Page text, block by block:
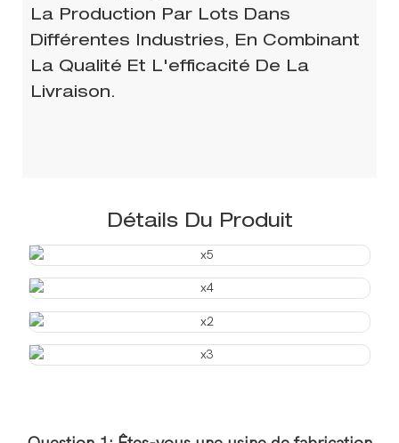
La Production Par Lots Dans
Différentes Industries, En Combinant
La Qualité Et L'efficacité De La
Livraison.
Détails Du Produit